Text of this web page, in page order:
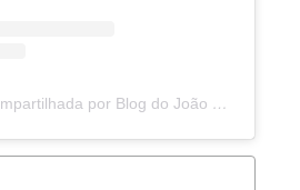
Uma publicação compartilhada por Blog do João Marcolino (@joaomarcolinoneto)